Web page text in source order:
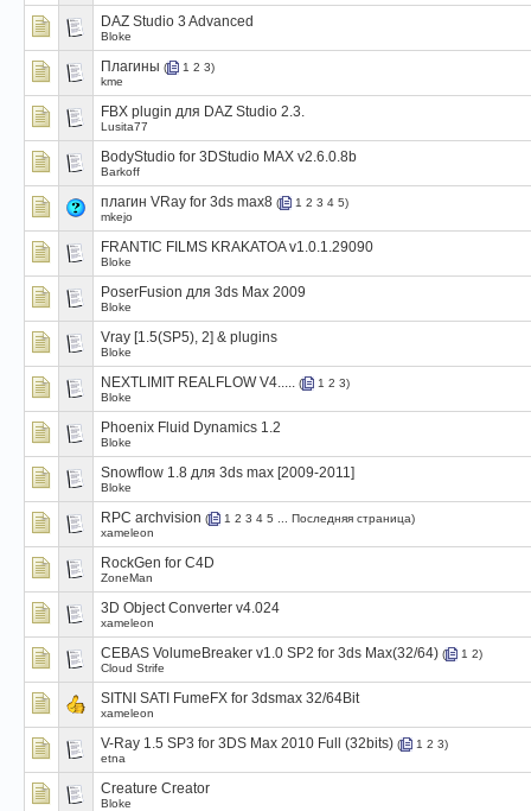
DAZ Studio 3 Advanced
Bloke
Плагины ( 1 2 3)
kme
FBX plugin для DAZ Studio 2.3.
Lusita77
BodyStudio for 3DStudio MAX v2.6.0.8b
Barkoff
плагин VRay for 3ds max8 ( 1 2 3 4 5)
mkejo
FRANTIC FILMS KRAKATOA v1.0.1.29090
Bloke
PoserFusion для 3ds Max 2009
Bloke
Vray [1.5(SP5), 2] & plugins
Bloke
NEXTLIMIT REALFLOW V4..... ( 1 2 3)
Bloke
Phoenix Fluid Dynamics 1.2
Bloke
Snowflow 1.8 для 3ds max [2009-2011]
Bloke
RPC archvision ( 1 2 3 4 5 Последняя страница)
xameleon
RockGen for C4D
ZoneMan
3D Object Converter v4.024
xameleon
CEBAS VolumeBreaker v1.0 SP2 for 3ds Max(32/64) ( 1 2)
Cloud Strife
SITNI SATI FumeFX for 3dsmax 32/64Bit
xameleon
V-Ray 1.5 SP3 for 3DS Max 2010 Full (32bits) ( 1 2 3)
etna
Creature Creator
Bloke